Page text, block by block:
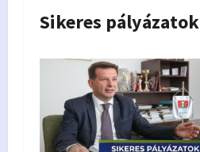
Sikeres pályázatok